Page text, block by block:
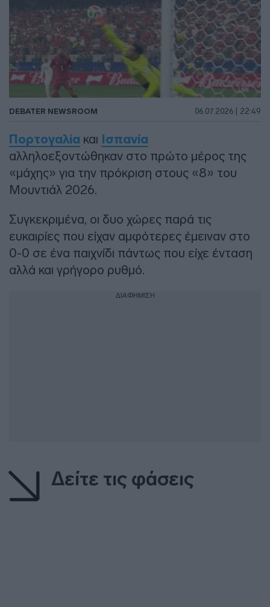
DEBATER NEWSROOM 06.07.2026 | 22:49
Πορτογαλία και Ισπανία
αλληλοεξοντώθηκαν στο πρώτο μέρος της
«μάχης» για την πρόκριση στους «8» του
Μουντιάλ 2026.
Συγκεκριμένα, οι δυο χώρες παρά τις
ευκαιρίες που είχαν αμφότερες έμειναν στο
0-0 σε ένα παιχνίδι πάντως που είχε ένταση
αλλά και γρήγορο ρυθμό.
ΔΙΑΦΗΜΙΣΗ
Δείτε τις φάσεις